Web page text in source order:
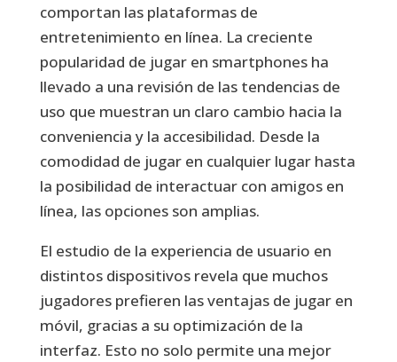
comportan las plataformas de
entretenimiento en línea. La creciente
popularidad de jugar en smartphones ha
llevado a una revisión de las tendencias de
uso que muestran un claro cambio hacia la
conveniencia y la accesibilidad. Desde la
comodidad de jugar en cualquier lugar hasta
la posibilidad de interactuar con amigos en
línea, las opciones son amplias.
El estudio de la experiencia de usuario en
distintos dispositivos revela que muchos
jugadores prefieren las ventajas de jugar en
móvil, gracias a su optimización de la
interfaz. Esto no solo permite una mejor